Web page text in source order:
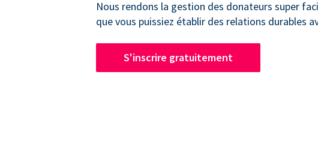
Nous rendons la gestion des donateurs super
que vous puissiez établir des relations durables
S'inscrire gratuitement